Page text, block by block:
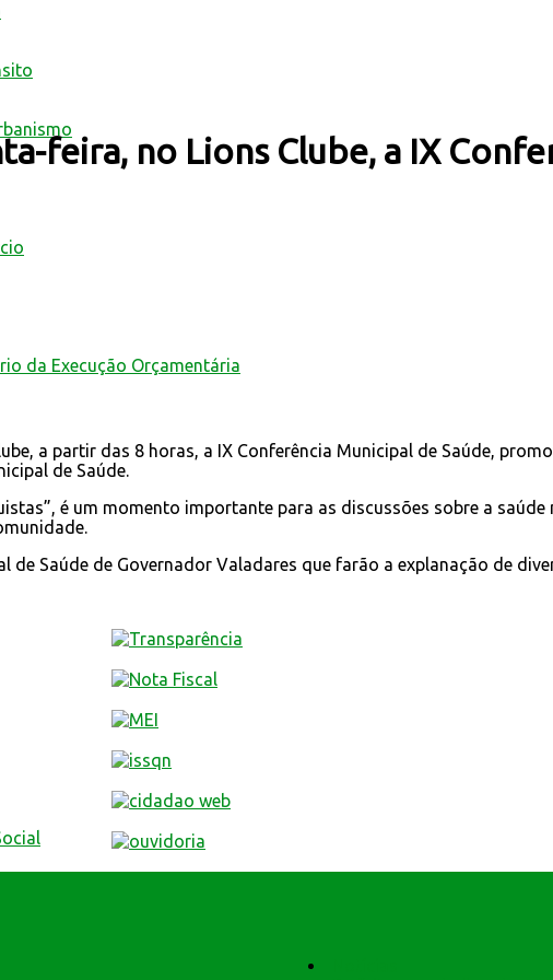
da Execução Orçamentária
feira, no Lions Clube, a IX
a partir das 8 horas, a IX Conferência Municipal de Saúde,
de Saúde.
é um momento importante para as discussões sobre a
de Saúde de Governador Valadares que farão a explanação de